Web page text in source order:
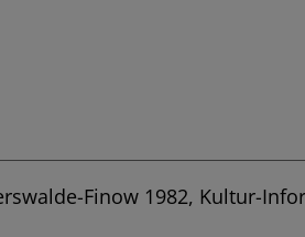
Finow 1982, Kultur-